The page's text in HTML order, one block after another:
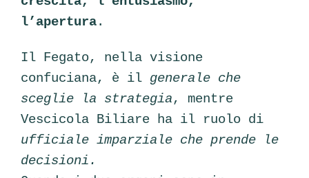
l’apertura.
Il Fegato, nella visione
confuciana, è il generale che
sceglie la strategia, mentre
Vescicola Biliare ha il ruolo di
ufficiale imparziale che prende le
decisioni.